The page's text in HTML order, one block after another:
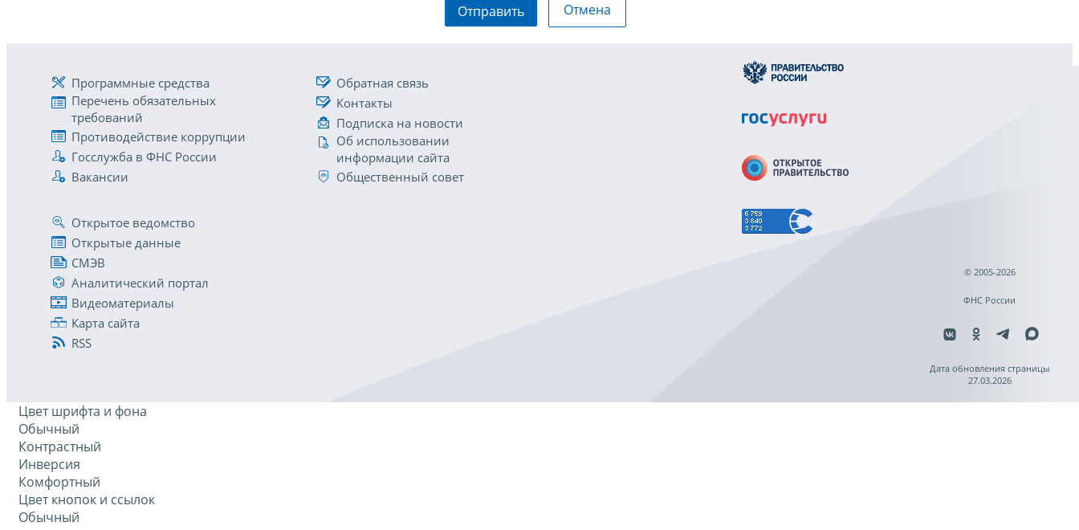
Отправить Отмена
Программные средства
Перечень обязательных
требований
Противодействие коррупции
Госслужба в ФНС России
Вакансии
Обратная связь
Контакты
Подписка на новости
Об использовании
информации сайта
Общественный совет
Открытое ведомство
Открытые данные
СМЭВ
Аналитический портал
Видеоматериалы
Карта сайта
RSS
© 2005-2026
ФНС России
Дата обновления страницы
27.03.2026
Цвет шрифта и фона
Обычный
Контрастный
Инверсия
Комфортный
Цвет кнопок и ссылок
Обычный